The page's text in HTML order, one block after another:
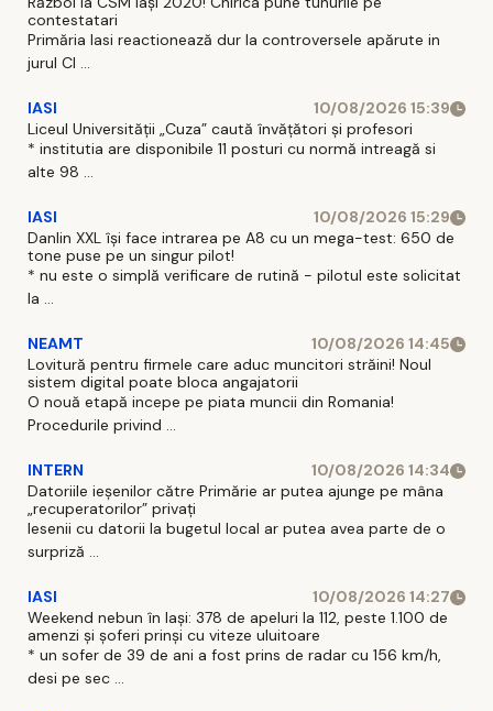
contestatari
Primăria Iasi reactionează dur la controversele apărute in
jurul Cl ...
IASI
10/08/2026 15:39
Liceul Universității „Cuza” caută învățători și profesori
* institutia are disponibile 11 posturi cu normă intreagă si
alte 98 ...
IASI
10/08/2026 15:29
Danlin XXL își face intrarea pe A8 cu un mega-test: 650 de
tone puse pe un singur pilot!
* nu este o simplă verificare de rutină - pilotul este solicitat
la ...
NEAMT
10/08/2026 14:45
Lovitură pentru firmele care aduc muncitori străini! Noul
sistem digital poate bloca angajatorii
O nouă etapă incepe pe piata muncii din Romania!
Procedurile privind ...
INTERN
10/08/2026 14:34
Datoriile ieșenilor către Primărie ar putea ajunge pe mâna
„recuperatorilor” privați
Iesenii cu datorii la bugetul local ar putea avea parte de o
surpriză ...
IASI
10/08/2026 14:27
Weekend nebun în Iași: 378 de apeluri la 112, peste 1.100 de
amenzi și șoferi prinși cu viteze uluitoare
* un sofer de 39 de ani a fost prins de radar cu 156 km/h,
desi pe sec ...